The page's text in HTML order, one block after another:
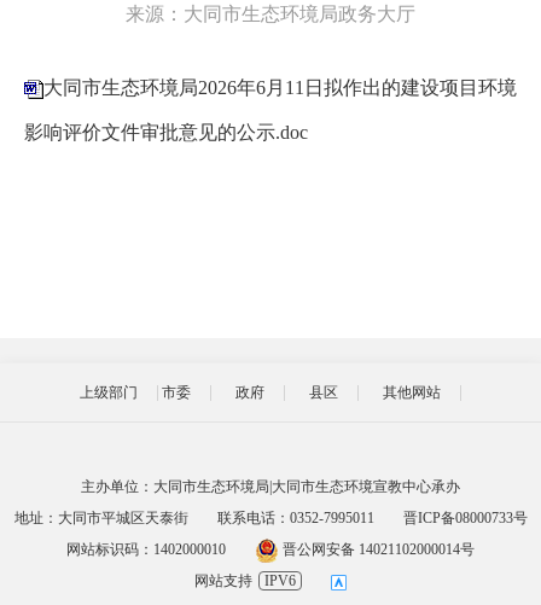
来源： 大同市生态环境局政务大厅
大同市生态环境局2026年6月11日拟作出的建设项目环境
影响评价文件审批意见的公示.doc
上级部门 市委 政府 县区 其他网站
主办单位：大同市生态环境局|大同市生态环境宣教中心承办
地址：大同市平城区天泰街
联系电话：0352-7995011
晋ICP备08000733号
网站标识码：1402000010
晋公网安备 14021102000014号
网站支持
IPV6